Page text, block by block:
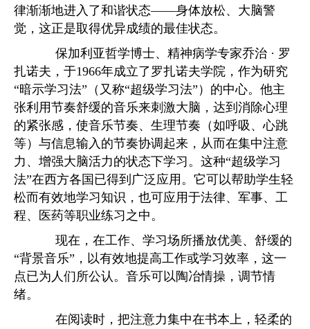
律渐渐地进入了和谐状态——身体放松、大脑警
觉，这正是取得优异成绩的最佳状态。
保加利亚哲学博士、精神病学专家乔治 · 罗
扎诺夫，于1966年成立了罗扎诺夫学院，作为研究
“暗示学习法”（又称“超级学习法”）的中心。他主
张利用节奏舒缓的音乐来刺激大脑，达到消除心理
的紧张感，使音乐节奏、生理节奏（如呼吸、心跳
等）与信息输入的节奏协调起来，从而在集中注意
力、增强大脑活力的状态下学习。这种“超级学习
法”在西方各国已得到广泛应用。它可以帮助学生轻
松而有效地学习知识，也可应用于法律、军事、工
程、医药等职业练习之中。
现在，在工作、学习场所播放优美、舒缓的
“背景音乐”，以有效地提高工作或学习效率，这一
点已为人们所公认。音乐可以陶冶情操，调节情
绪。
在阅读时，把注意力集中在书本上，轻柔的